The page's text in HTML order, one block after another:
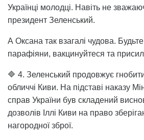
Українці молодці. Навіть не
президент Зеленський.
А Оксана так взагалі чудова.
парафіяни, вакцинуйтеся та
🔷 4. Зеленський продовжує
обличчі Киви. На підставі наказу
справ України був складений
дозволів Іллі Киви на право
нагородної зброї.